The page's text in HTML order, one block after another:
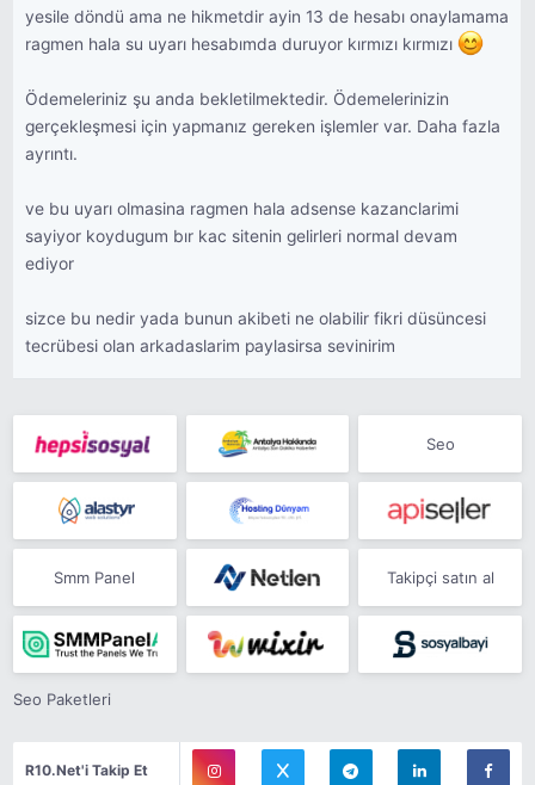
yesile döndü ama ne hikmetdir ayin 13 de hesabı onaylamama
ragmen hala su uyarı hesabımda duruyor kırmızı kırmızı
Ödemeleriniz şu anda bekletilmektedir. Ödemelerinizin
gerçekleşmesi için yapmanız gereken işlemler var. Daha fazla
ayrıntı.
ve bu uyarı olmasina ragmen hala adsense kazanclarimi
sayiyor koydugum bır kac sitenin gelirleri normal devam
ediyor
sizce bu nedir yada bunun akibeti ne olabilir fikri düsüncesi
tecrübesi olan arkadaslarim paylasirsa sevinirim
Seo
Smm Panel Takipçi satın al
Seo Paketleri
R10.Net'i Takip Et